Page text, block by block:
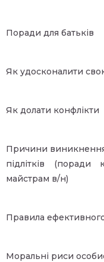
Поради для батьків
Як удосконалити
Як долати конфлікти
Причини виникнення
підлітків (поради
майстрам в/н)
Правила
Моральні риси